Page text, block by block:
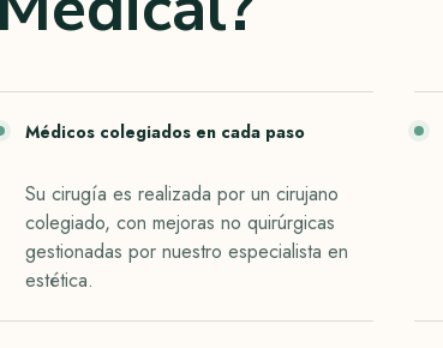
Médicos colegiados en cada paso
Su cirugía es realizada por un cirujano
colegiado, con mejoras no quirúrgicas
gestionadas por nuestro especialista en
estética.